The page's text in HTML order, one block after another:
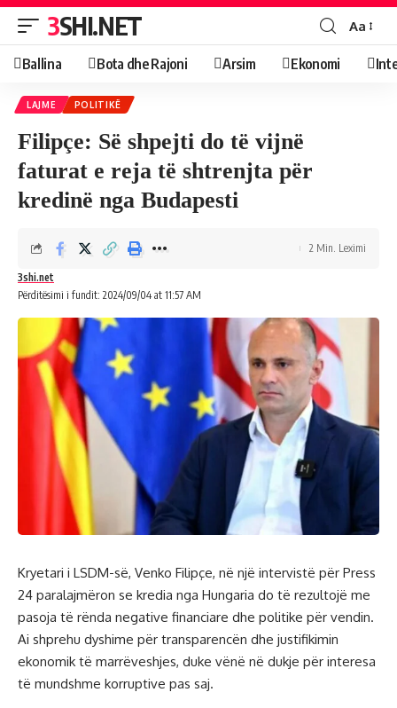
3SHI.NET Aa
Ballina Bota dhe Rajoni Arsim Ekonomi
LAJME POLITIKË
Filipçe: Së shpejti do të vijnë
faturat e reja të shtrenjta për
kredinë nga Budapesti
Përditësimi i fundit: 2024/09/04 at 11:57 AM
3shi.net
2 Min. Leximi
Kryetari i LSDM-së, Venko Filipçe, në një intervistë për Press
24 paralajmëron se kredia nga Hungaria do të rezultojë me
pasoja të rënda negative financiare dhe politike për vendin.
Ai shprehu dyshime për transparencën dhe justifikimin
ekonomik të marrëveshjes, duke vënë në dukje për interesa
të mundshme korruptive pas saj.